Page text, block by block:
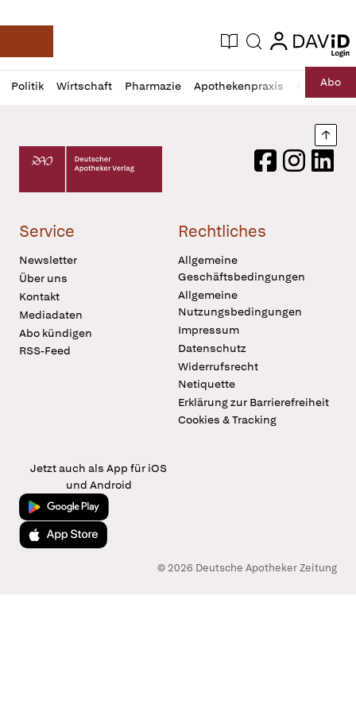
Deutsche Apotheker Zeitung
Aktuelle Ausgabe
Suche login
login
Politik Wirtschaft Pharmazie Apothekenpraxis RechtAbo
Profil
öffnen
Daz
Pur
Deutscher Apotheker Verlag Logo
FacebookInstagram
Service
Newsletter
Über uns
Kontakt
Mediadaten
Abo kündigen
RSS-Feed
Rechtliches
Allgemeine
Geschäftsbedingungen
Allgemeine
Nutzungsbedingungen
Impressum
Datenschutz
Widerrufsrecht
Netiquette
Erklärung zur Barrierefreiheit
Cookies & Tracking
Jetzt auch als App für iOS
und Android
Jetzt bei Google Play
Laden im App Store
© 2026 Deutsche Apotheker Zeitung